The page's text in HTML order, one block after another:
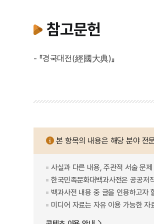
참고문헌
- 『경국대전(經國大典)』
본 항목의 내용은 해당 분야 전
사실과 다른 내용, 주관적 서술 문
한국민족문화대백과사전은 공공저
백과사전 내용 중 글을 인용하고자
미디어 자료는 자유 이용 가능한